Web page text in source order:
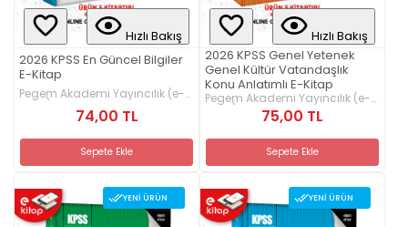
Hızlı Bakış
2026 KPSS En Güncel Bilgiler
E-Kitap
Pegem Akademi Yayıncılık (e-
kitap)
74,00 TL
Sepete Ekle
Hızlı Bakış
2026 KPSS Genel Yetenek
Genel Kültür Vatandaşlık
Konu Anlatımlı E-Kitap
Pegem Akademi Yayıncılık (e-
kitap) 75,00 TL
Sepete Ekle
YENI ÜRÜN YENI ÜRÜN